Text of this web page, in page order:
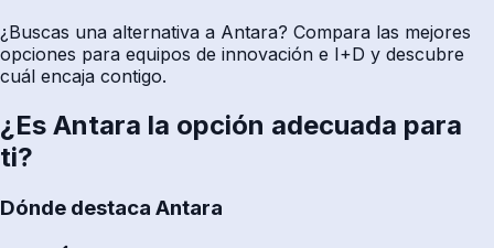
¿Buscas una alternativa a Antara? Compara las mejores
opciones para equipos de innovación e I+D y descubre
cuál encaja contigo.
¿Es Antara la opción adecuada para
ti?
Dónde destaca Antara